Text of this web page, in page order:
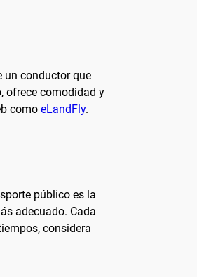
un conductor que
ofrece comodidad y
como eLandFly.
público es la
adecuado. Cada
considera